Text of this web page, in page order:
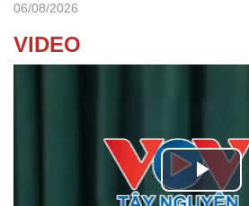
06/08/2026
VIDEO
P